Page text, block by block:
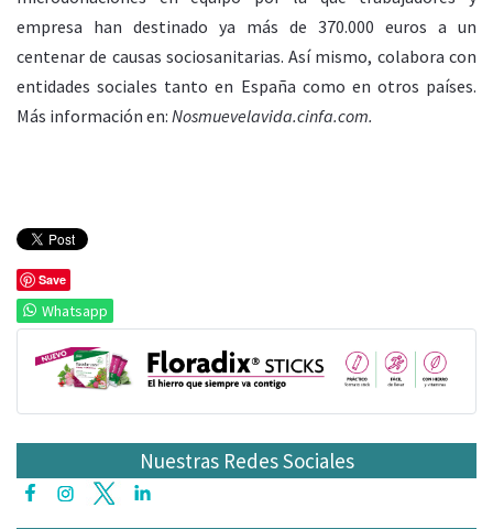
empresa han destinado ya más de 370.000 euros a un
centenar de causas sociosanitarias. Así mismo, colabora con
entidades sociales tanto en España como en otros países.
Más información en: Nosmuevelavida.cinfa.com.
Save
Whatsapp
Nuestras Redes Sociales